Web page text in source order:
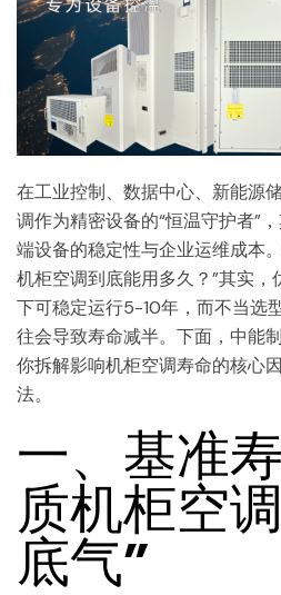
在工业控制、数据中心、新能源
调作为精密设备的“恒温守护者”
端设备的稳定性与企业运维成本
机柜空调到底能用多久？”其实
下可稳定运行5-10年，而不当选
往会导致寿命减半。下面，中能
你拆解影响机柜空调寿命的核心
法。
一、基准
质机柜空
底气”